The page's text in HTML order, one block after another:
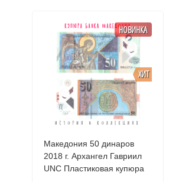
ХИТ
НОВИНКА
Македония 50 динаров
2018 г. Архангел Гавриил
UNC Пластиковая купюра